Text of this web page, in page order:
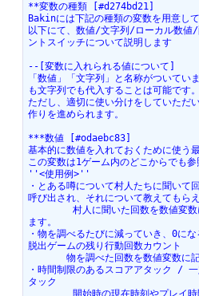
**変数の種類 [#d274bd21]
Bakinには下記の種類の変数を用意して
以下にて、数値/文字列/ローカル数値
ントスイッチについて説明します
--[変数に入れられる値について]
「数値」「文字列」と名称がついてい
も文字列でも代入することは可能です。
ただし、適切に使い分けをしていただ
作りを進められます。
***数値 [#odaebc83]
基本的に数値を入れておくために使う
この変数は1ゲーム内のどこからでも参
''<使用例>''
・とある噂について村人たちに聞いて
呼び出され、それについて教えてもら
ます。
・物を調べるたびに減っていき、0に
脱出ゲームの残り行動回数カウント
物を調べた回数を数値変数に記録
・時間制限のあるスコアアタック /
タック